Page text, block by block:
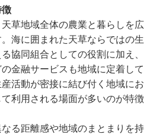
徴
草地域全体の農業と暮らしを広
海に囲まれた天草ならではの生
協同組合としての役割に加え、
金融サービスも地域に定着して
活動が密接に結び付く地域にお
利用される場面が多いのが特徴
る距離感や地域のまとまりを持